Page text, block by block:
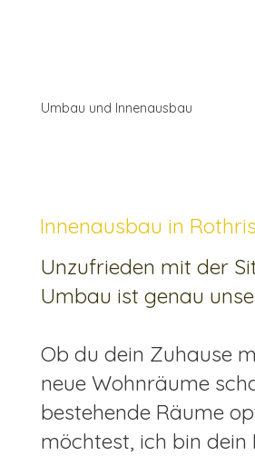
Umbau und Innenausbau
Innenausbau in
Unzufrieden mit der
Umbau ist genau
Ob du dein Zuhause
neue Wohnräume
bestehende Räume
möchtest, ich bin